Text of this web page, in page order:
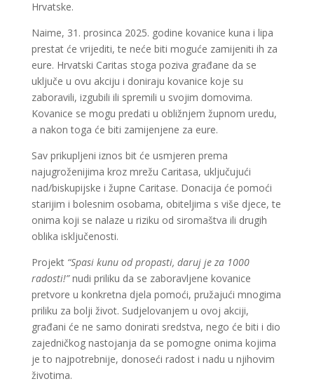
Hrvatske.
Naime, 31. prosinca 2025. godine kovanice kuna i lipa
prestat će vrijediti, te neće biti moguće zamijeniti ih za
eure. Hrvatski Caritas stoga poziva građane da se
uključe u ovu akciju i doniraju kovanice koje su
zaboravili, izgubili ili spremili u svojim domovima.
Kovanice se mogu predati u obližnjem župnom uredu,
a nakon toga će biti zamijenjene za eure.
Sav prikupljeni iznos bit će usmjeren prema
najugroženijima kroz mrežu Caritasa, uključujući
nad/biskupijske i župne Caritase. Donacija će pomoći
starijim i bolesnim osobama, obiteljima s više djece, te
onima koji se nalaze u riziku od siromaštva ili drugih
oblika isključenosti.
Projekt “Spasi kunu od propasti, daruj je za 1000
radosti!”nudi priliku da se zaboravljene kovanice
pretvore u konkretna djela pomoći, pružajući mnogima
priliku za bolji život. Sudjelovanjem u ovoj akciji,
građani će ne samo donirati sredstva, nego će biti i dio
zajedničkog nastojanja da se pomogne onima kojima
je to najpotrebnije, donoseći radost i nadu u njihovim
životima.